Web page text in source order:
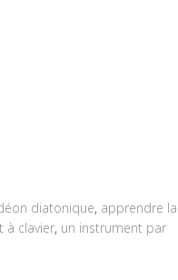
diatonique, apprendre la
à clavier, un instrument par